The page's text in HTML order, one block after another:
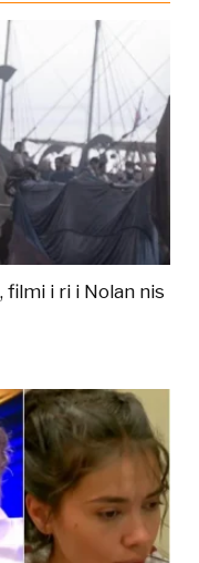
i ri i Nolan nis